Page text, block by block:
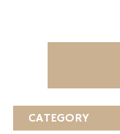
CATEGORY